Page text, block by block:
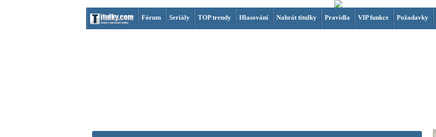
Fórum Seriály TOP trendy Hlasování Nahrát titulky Pravidla VIP funkce Požadavky